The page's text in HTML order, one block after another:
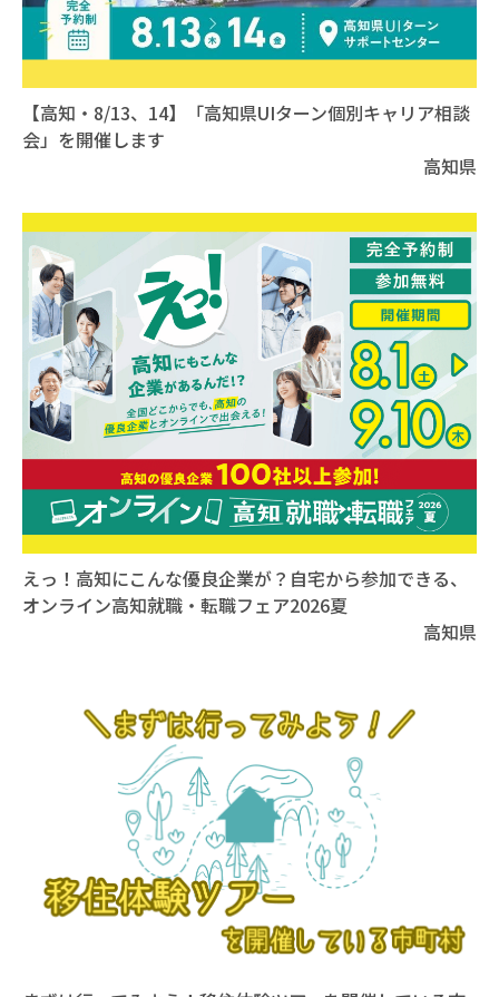
【高知・8/13、14】「高知県UIターン個別キャリア相談
会」を開催します
高知県
えっ！高知にこんな優良企業が？自宅から参加できる、
オンライン高知就職・転職フェア2026夏
高知県